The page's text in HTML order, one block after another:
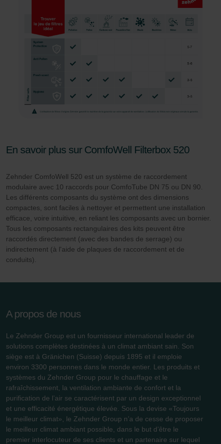
Pour plus de détails, nous vous invitons à prendre
connaissance de notre politique relative aux cookies.
Datenschutzerklärung der Zehnder Group
Zehnder Group België nv/sa: Déclarations de confidentialité
Zehnder Group Czech Republic s.r.o.: Zásady ochrany
Zehnder Group Italia S.r.l.: Privacy
Limitet Şirketi: Web Sitesi Çerezleri
Zehnder Group Nederland bv: Privacyverklaringen
Zehnder Group Sales International: Privacy Policy
Zehnder Group Schweiz AG: Datenschutz
Zehnder Polska Sp. z o.o.: Oświadczenie o ochronie
danych Zehnder
Zehnder Group UK Limited: Privacy Policy
En savoir plus sur ComfoWell Filterbox 520
Zehnder ComfoWell 520 est un système de raccordement
modulaire avec 10 raccords pour ComfoTube DN 75 ou DN 90.
Les différents composants du système ont des dimensions
compactes, sont faciles à nettoyer et permettent une installation
efficace, voire intuitive, en reliant les composants avec un bornier.
Tous les composants rectangulaires des kits peuvent être
raccordés directement (avec des bandes de serrage) ou
indirectement (à l'aide de plaques de raccordement et de
conduits).
A propos de nous
Le Zehnder Group est un fournisseur international leader de
solutions complètes destinées à un climat ambiant sain. Son
siège est à Gränichen (Suisse) depuis 1895 et il emploie
environ 3300 personnes dans le monde entier. Les produits et
systèmes du Zehnder Group pour le chauffage et le
rafraîchissement, la ventilation ambiante de confort et la
purification de l’air se caractérisent par un design exceptionnel
et une efficacité énergétique élevée. Sous la devise «Toujours
le meilleur climat», le Zehnder Group n’a de cesse de proposer
le meilleur climat ambiant possible, dans le but d’être le
premier interlocuteur de ses clients et un partenaire sur lequel